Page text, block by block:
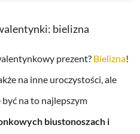
bielizna
prezent? Bielizna!
na inne uroczystości, ale
na to najlepszym
biustonoszach i